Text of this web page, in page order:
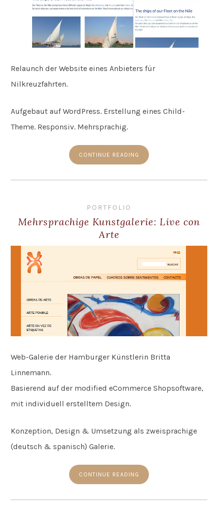
Relaunch der Website eines Anbieters für
Nilkreuzfahrten.
Aufgebaut auf WordPress. Erstellung eines Child-
Theme. Responsiv. Mehrsprachig.
CONTINUE READING
PORTFOLIO
Mehrsprachige Kunstgalerie: Live con
Arte
Web-Galerie der Hamburger Künstlerin Britta
Linnemann.
Basierend auf der modified eCommerce Shopsoftware,
mit individuell erstelltem Design.
Konzeption, Design & Umsetzung als zweisprachige
(deutsch & spanisch) Galerie.
CONTINUE READING